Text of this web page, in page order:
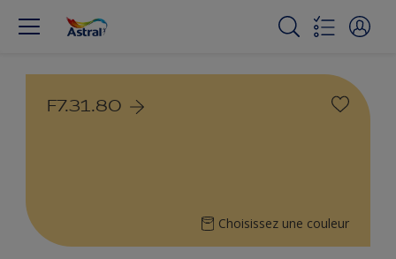
F7.31.80
Choisissez une couleur